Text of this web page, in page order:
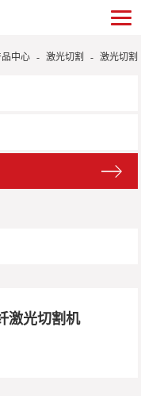
中心 - 激光切割 - 激光切割
激光切割机